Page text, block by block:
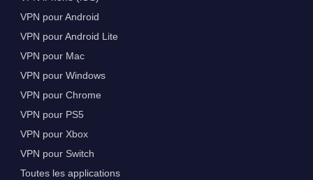
VPN pour Android
VPN pour Android Lite
VPN pour Mac
VPN pour Windows
VPN pour Chrome
VPN pour PS5
VPN pour Xbox
VPN pour Switch
Toutes les applications